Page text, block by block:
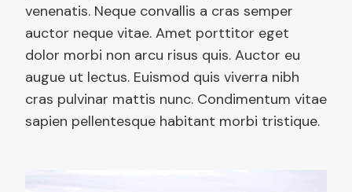
venenatis. Neque convallis a cras semper
auctor neque vitae. Amet porttitor eget
dolor morbi non arcu risus quis. Auctor eu
augue ut lectus. Euismod quis viverra nibh
cras pulvinar mattis nunc. Condimentum vitae
sapien pellentesque habitant morbi tristique.